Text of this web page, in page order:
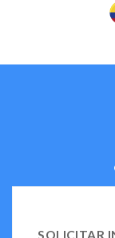
SOLICITAR